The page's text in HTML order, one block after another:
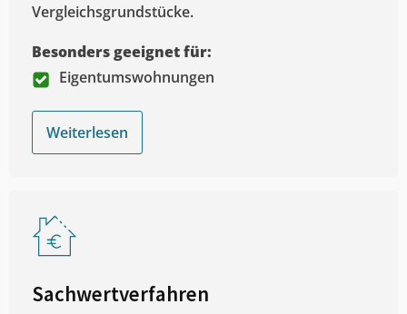
Vergleichsgrundstücke.
Besonders geeignet für:
Eigentumswohnungen
Weiterlesen
Sachwertverfahren